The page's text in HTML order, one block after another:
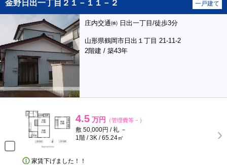
金野日出一丁目２１－１１－２ 一戸建て
庄内交通㈱ 日出一丁目/徒歩3分
山形県鶴岡市日出１丁目 21-11-2
2階建 / 築43年
4.5 万円 （管理費等－）
敷 50,000円 / 礼 －
1階 / 3K / 65.24㎡
家賃下げました！！